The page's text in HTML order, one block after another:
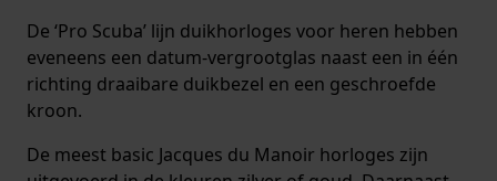
De ‘Pro Scuba’ lijn duikhorloges voor heren hebben
eveneens een datum-vergrootglas naast een in één
richting draaibare duikbezel en een geschroefde
kroon.
De meest basic Jacques du Manoir horloges zijn